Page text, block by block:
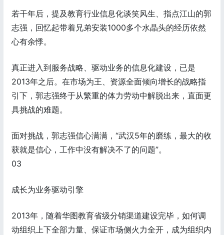
若干年后，提及教育行业信息化谈笑风生、指点江山的郭
志强，回忆起带着兄弟安装1000多个水晶头的经历依然
心有余悸。
真正进入到服务战略、驱动业务的信息化建设，已是
2013年之后。在市场为王、资源全面倾向增长的战略指
引下，郭志强终于从繁重的体力劳动中解脱出来，直面更
具挑战的难题。
面对挑战，郭志强信心满满，“武汉5年的磨练，最大的收
获就是信心，工作中没有解决不了的问题”。
03
成长为业务驱动引擎
2013年，随着华图教育省级分销渠道建设完毕，如何调
动组织上下全部力量、保证市场侧火力全开，成为组织内